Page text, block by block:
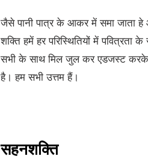
जैसे पानी पात्र के आकर में समा जाता हे
शक्ति हमें हर परिस्थितियों में
सभी के साथ मिल जुल कर एडजस्ट करके
है। हम सभी उत्तम हैं।
सहनशक्ति